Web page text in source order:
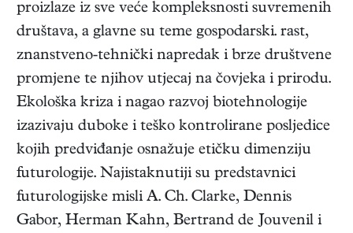
proizlaze iz sve veće kompleksnosti suvremenih
društava, a glavne su teme gospodarski. rast,
znanstveno-tehnički napredak i brze društvene
promjene te njihov utjecaj na čovjeka i prirodu.
Ekološka kriza i nagao razvoj biotehnologije
izazivaju duboke i teško kontrolirane posljedice
kojih predviđanje osnažuje etičku dimenziju
futurologije. Najistaknutiji su predstavnici
futurologijske misli A. Ch. Clarke, Dennis
Gabor, Herman Kahn, Bertrand de Jouvenil i